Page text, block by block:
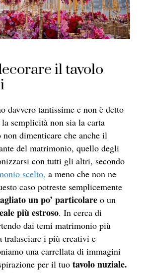
il tavolo
davvero tantissime e non è detto
semplicità non sia la carta
dimenticare che anche il
del matrimonio, quello degli
con tutti gli altri, secondo
scelto, a meno che non ne
caso potreste semplicemente
un po’ particolare o un
più estroso. In cerca di
dai temi matrimonio più
tralasciare i più creativi e
una carrellata di immagini
per il tuo tavolo nuziale.